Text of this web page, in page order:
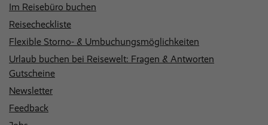
Im Reisebüro buchen
Reisecheckliste
Flexible Storno- & Umbuchungsmöglichkeiten
Urlaub buchen bei Reisewelt: Fragen & Antworten
Gutscheine
Newsletter
Feedback